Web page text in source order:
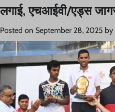
लगाई, एचआईवी/एड्स
Posted on September 28, 2025 by